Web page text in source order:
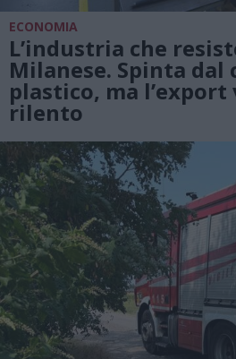
ECONOMIA
L’industria che
Milanese. Spinta dal
plastico, ma l’export
rilento